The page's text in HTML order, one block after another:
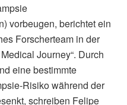
vorbeugen, berichtet ein
Forscherteam in der
Journey“. Durch
eine bestimmte
Risiko während der
schreiben Felipe